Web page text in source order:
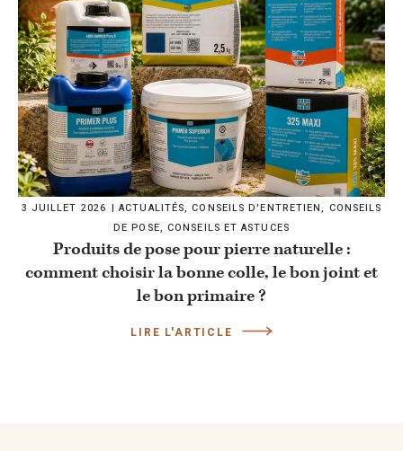
3 JUILLET 2026 ACTUALITÉS,CONSEILS D'ENTRETIEN, CONSEILS
DE POSE, CONSEILS ET ASTUCES
Produits de pose pour pierre naturelle :
comment choisir la bonne colle, le bon joint et
le bon primaire ?
LIRE L'ARTICLE